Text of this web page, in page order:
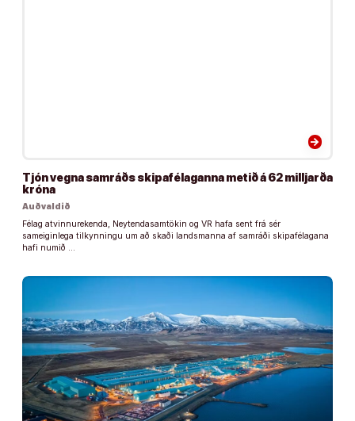
arrow_forward
Tjón vegna samráðs skipafélaganna metið á 62 milljarða
króna
Auðvaldið
Félag atvinnurekenda, Neytendasamtökin og VR hafa sent frá sér
sameiginlega tilkynningu um að skaði landsmanna af samráði skipafélagana
hafi numið …